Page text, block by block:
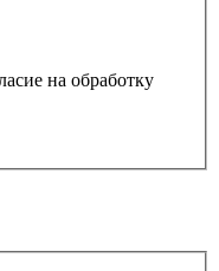
на обработку